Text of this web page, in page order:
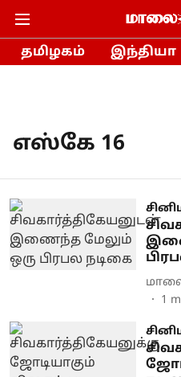
தமிழகம் இந்தியா
எஸ்கே 16
1